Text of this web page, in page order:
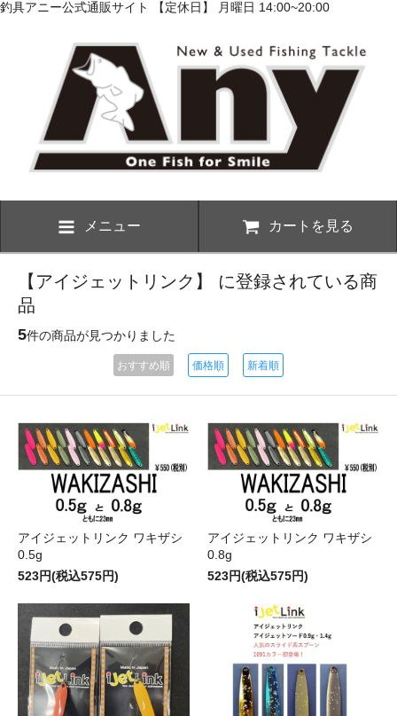
釣具アニー公式通販サイト 【定休日】 月曜日 14:00~20:00
メニュー カートを見る
【アイジェットリンク】 に登録されている商
品
5件の商品が見つかりました
おすすめ順 価格順 新着順
アイジェットリンク ワキザシ
0.5g
523円(税込575円)
アイジェットリンク ワキザシ
0.8g
523円(税込575円)